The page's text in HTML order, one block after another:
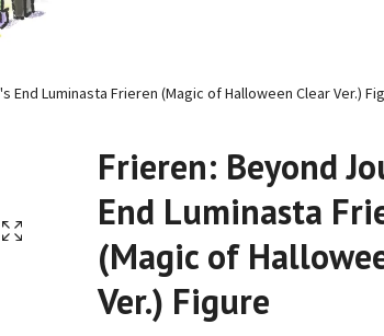
End Luminasta Frieren (Magic of Halloween Clear Ver.)
Frieren: Beyond
End Luminasta
(Magic of
Ver.) Figure